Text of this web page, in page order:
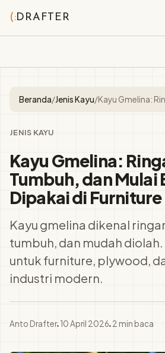
(:DRAFTER
Beranda/Jenis Kayu/
JENIS KAYU
Kayu Gmelina:
Tumbuh, dan Mulai
Dipakai di Furniture
Kayu gmelina dikenal
tumbuh, dan mudah
untuk furniture, plywood,
industri modern.
Anto Drafter 10 April 2026 2 min baca